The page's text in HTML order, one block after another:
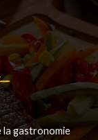
la gastronomie